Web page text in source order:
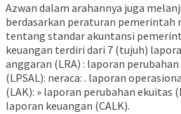
Azwan dalam arahannya juga
berdasarkan peraturan pemerintah
tentang standar akuntansi
keuangan terdiri dari 7 (tujuh)
anggaran (LRA) : laporan
(LPSAL): neraca: . laporan
(LAK): » laporan perubahan ekuitas
laporan keuangan (CALK).